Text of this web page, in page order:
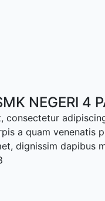
NEGERI 4
consectetur
a quam venenatis
dignissim dapibus